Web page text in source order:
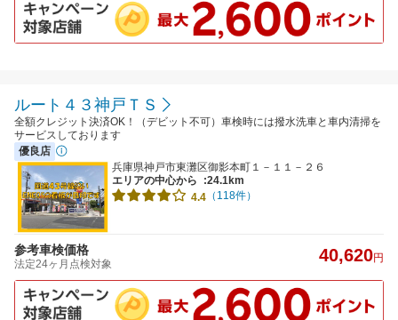
ルート４３神戸ＴＳ
全額クレジット決済OK！（デビット不可）車検時には撥水洗車と車内清掃を
サービスしております
優良店
兵庫県神戸市東灘区御影本町１－１１－２６
エリアの中心から
:24.1km
4.4 （118件）
参考車検価格
法定24ヶ月点検対象 40,620円